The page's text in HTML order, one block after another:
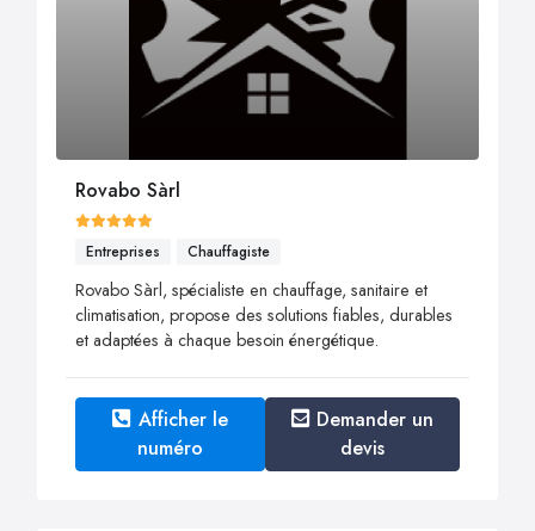
Rovabo Sàrl
Entreprises Chauffagiste
Rovabo Sàrl, spécialiste en chauffage, sanitaire et
climatisation, propose des solutions fiables, durables
et adaptées à chaque besoin énergétique.
Afficher le
numéro
Demander un
devis